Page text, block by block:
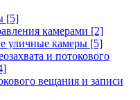
[5]
камерами [2]
уличные камеры [5]
и потокового
вещания и записи